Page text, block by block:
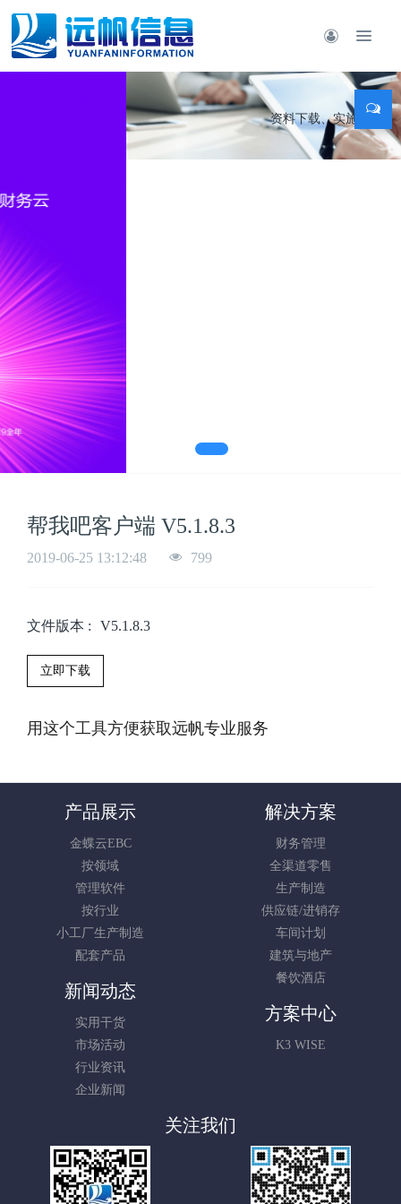
资料下载、实施服务
帮我吧客户端 V5.1.8.3
2019-06-25 13:12:48 799
文件版本 : V5.1.8.3
立即下载
用这个工具方便获取远帆专业服务
产品展示
金蝶云EBC
按领域
管理软件
按行业
小工厂生产制造
配套产品
解决方案
财务管理
全渠道零售
生产制造
供应链/进销存
车间计划
建筑与地产
餐饮酒店
新闻动态
实用干货
市场活动
行业资讯
企业新闻
方案中心
K3 WISE
关注我们